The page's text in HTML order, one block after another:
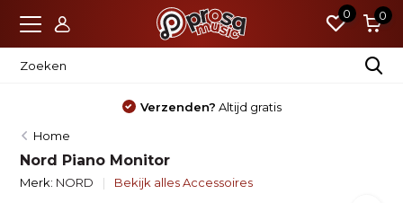
0 0
Verzenden? Altijd gratis
Home
Nord Piano Monitor
Merk: NORD Bekijk alles Accessoires